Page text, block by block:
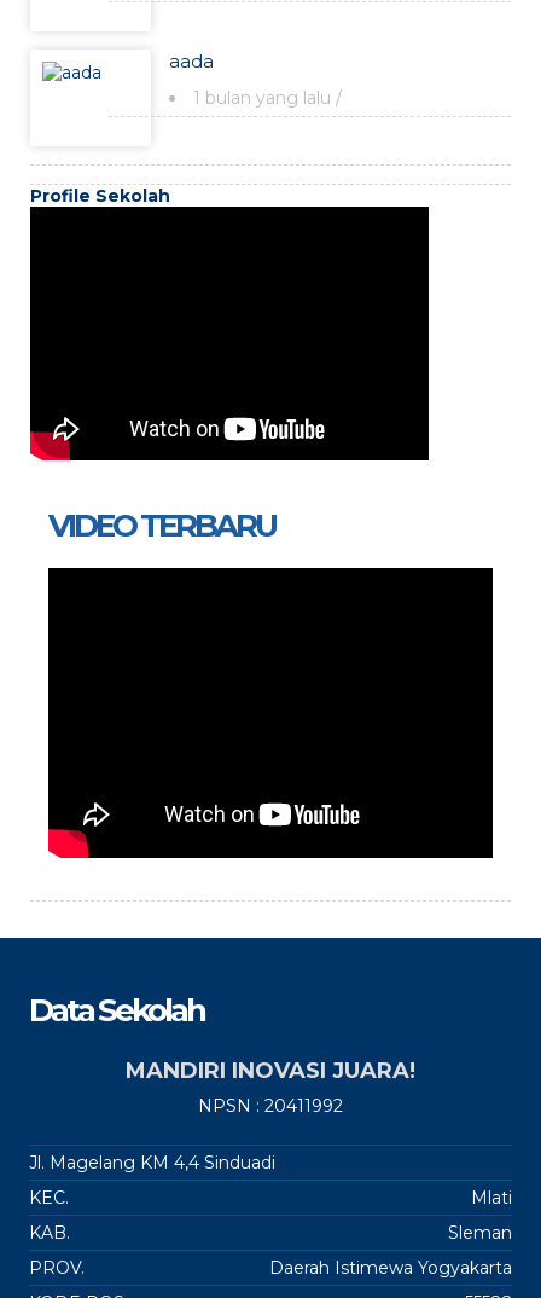
aada
1 bulan yang lalu /
Profile Sekolah
VIDEO TERBARU
Data Sekolah
MANDIRI INOVASI JUARA!
NPSN : 20411992
Jl. Magelang KM 4,4 Sinduadi
KEC.
Mlati
KAB.
Sleman
PROV.
Daerah Istimewa Yogyakarta